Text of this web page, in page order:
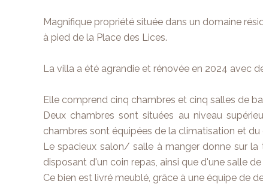
Magnifique propriété située dans un domaine
à pied de la Place des Lices.
La villa a été agrandie et rénovée en 2024 avec
Elle comprend cinq chambres et cinq salles de
Deux chambres sont situées au niveau
chambres sont équipées de la climatisation et du
Le spacieux salon/ salle à manger donne sur
disposant d'un coin repas, ainsi que d'une salle
Ce bien est livré meublé, grâce à une équipe de